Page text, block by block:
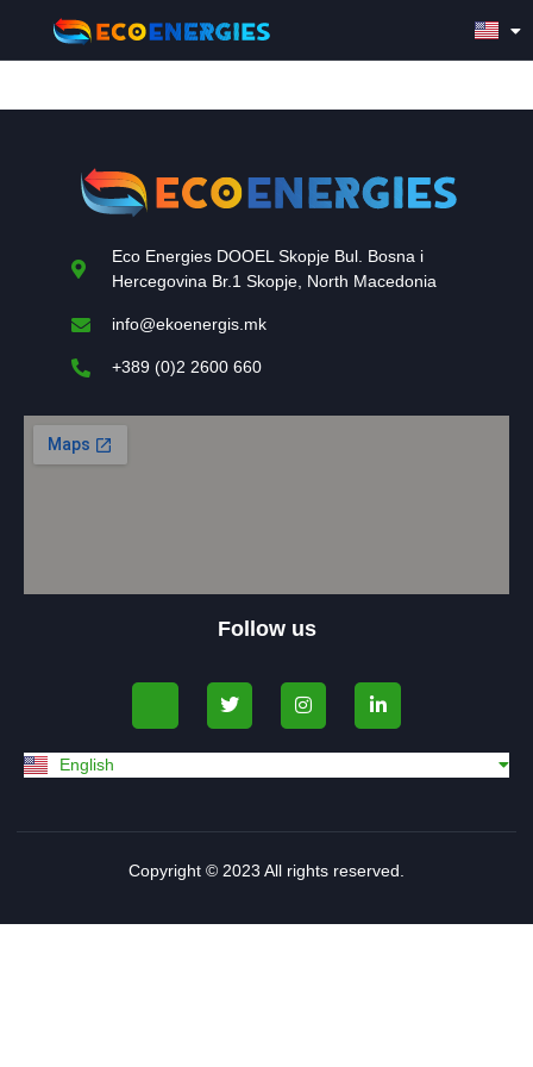
Eco Energies DOOEL Skopje Bul. Bosna i
Hercegovina Br.1 Skopje, North Macedonia
info@ekoenergis.mk
+389 (0)2 2600 660
Follow us
English
македонски јазик
Shqip
Copyright © 2023 All rights reserved.